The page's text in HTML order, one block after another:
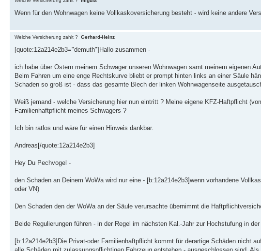
Wenn für den Wohnwagen keine Vollkaskoversicherung besteht - wird keine andere
Welche Versicherung zahlt ? Gerhard-Heinz
[quote:12a214e2b3="demuth"]Hallo zusammen -
ich habe über Ostern meinem Schwager unseren Wohnwagen samt meinem eigenen
Beim Fahren um eine enge Rechtskurve bliebt er prompt hinten links an einer Säule
Schaden so groß ist - dass das gesamte Blech der linken Wohnwagenseite
Weiß jemand - welche Versicherung hier nun eintritt ? Meine eigene KFZ-Haftpflicht
Familienhaftpflicht meines Schwagers ?
Ich bin ratlos und wäre für einen Hinweis dankbar.
Andreas[/quote:12a214e2b3]
Hey Du Pechvogel -
den Schaden an Deinem WoWa wird nur eine - [b:12a214e2b3]wenn vorhandene
oder VN)
Den Schaden den der WoWa an der Säule verursachte übernimmt die
Beide Regulierungen führen - in der Regel im nächsten Kal.-Jahr zur Hochstufung in
[b:12a214e2b3]Die Privat-oder Familienhaftpflicht kommt für derartige Schäden nicht